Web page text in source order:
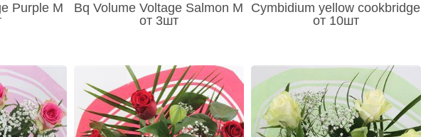
Purple M
Bq Volume Voltage Salmon M
от 3шт
Cymbidium yellow cookbridge
от 10шт